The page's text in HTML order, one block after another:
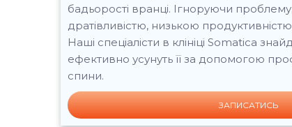
бадьорості вранці. Ігноруючи
дратівливістю, низькою
Наші спеціалісти в клініці Somatica
ефективно усунуть її за допомогою
спини.
ЗАПИСАТИСЬ